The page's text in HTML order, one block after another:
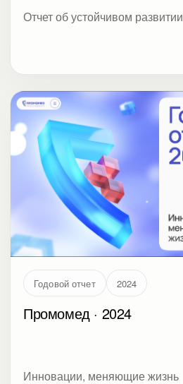
Отчет об устойчивом развитии
Годовой отчет 2024
Промомед · 2024
Инновации, меняющие жизнь